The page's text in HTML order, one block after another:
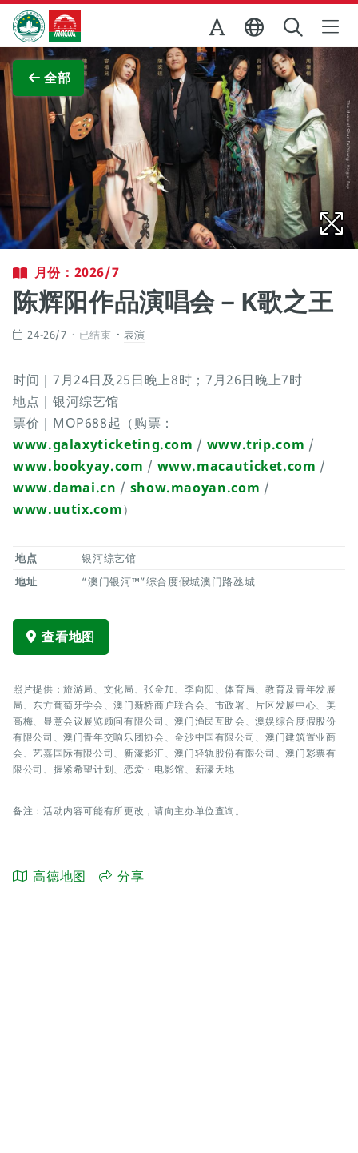
跳至主内容
澳门特别行政区政府旅游局
全部
查看原图
月份：2026/7
陈辉阳作品演唱会－K歌之王
24-26/7 已结束 表演
时间｜7月24日及25日晚上8时；7月26日晚上7时
地点｜银河综艺馆
票价｜MOP688起（购票：
www.galaxyticketing.com / www.trip.com /
www.bookyay.com / www.macauticket.com /
www.damai.cn / show.maoyan.com /
www.uutix.com）
地点
银河综艺馆
地址
“澳门银河™”综合度假城澳门路氹城
查看地图
照片提供：旅游局、文化局、张金加、李向阳、体育局、教育及青年发展
局、东方葡萄牙学会、澳门新桥商户联合会、市政署、片区发展中心、美
高梅、显意会议展览顾问有限公司、澳门渔民互助会、澳娱综合度假股份
有限公司、澳门青年交响乐团协会、金沙中国有限公司、澳门建筑置业商
会、艺嘉国际有限公司、新濠影汇、澳门轻轨股份有限公司、澳门彩票有
限公司、握紧希望计划、恋爱・电影馆、新濠天地
备注：活动内容可能有所更改，请向主办单位查询。
高德地图 分享